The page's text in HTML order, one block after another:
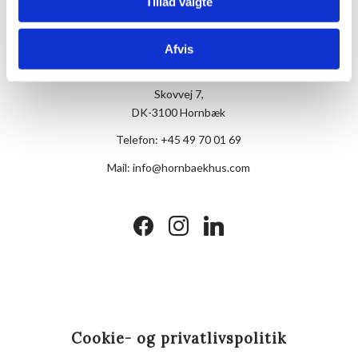
Afvis
Hotel Hornbækhus
Skovvej 7,
DK-3100 Hornbæk
Telefon: +45 49 70 01 69
Mail:info@hornbaekhus.com
facebookinstagramlinkedin
Cookie- og privatlivspolitik